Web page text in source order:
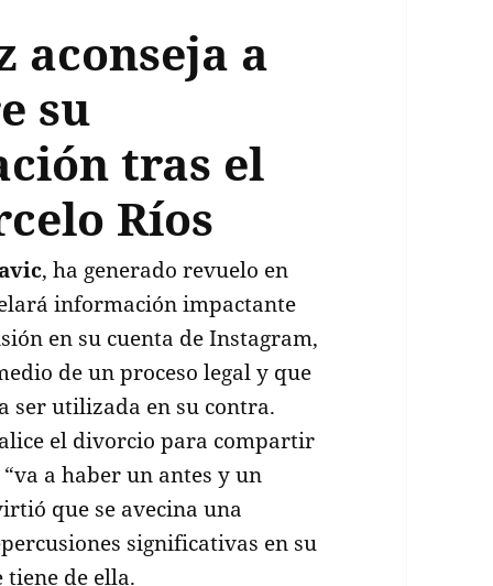
aconseja a
su
tras el
Ríos
, ha generado revuelo en
información impactante
en su cuenta de Instagram,
de un proceso legal y que
ser utilizada en su contra.
el divorcio para compartir
a haber un antes y un
que se avecina una
significativas en su
de ella.